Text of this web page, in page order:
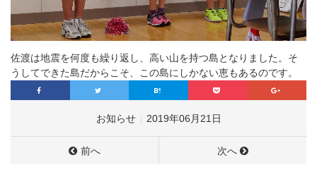
佐渡は地震を何度も繰り返し、高い山を持つ島となりました。そ
うしてできた島だからこそ、この島にしかない恵もあるのです。
お知らせ 2019年06月21日
前へ 次へ